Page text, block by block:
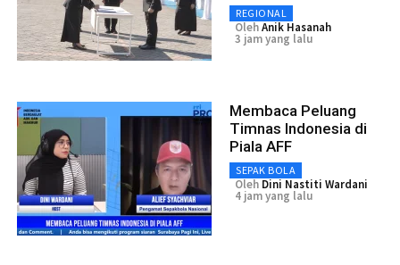
REGIONAL
OlehAnik Hasanah
3 jam yang lalu
Membaca Peluang
Timnas Indonesia di
Piala AFF
SEPAK BOLA
Oleh Dini Nastiti Wardani
4 jam yang lalu